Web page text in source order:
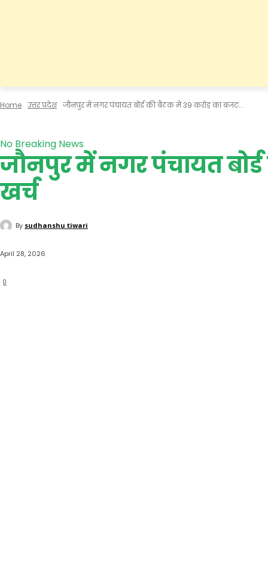
Home उत्तर प्रदेश जौनपुर में नगर पंचायत बोर्ड की बैठक में 39 करोड़ का बजट...
No Breaking News
जौनपुर में नगर पंचायत
खर्च
By sudhanshu tiwari
April 28, 2026
0